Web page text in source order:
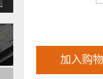
加入购